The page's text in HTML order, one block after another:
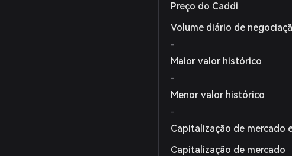
Preço do Caddi
Volume diário de
-
Maior valor histórico
-
Menor valor histórico
-
Capitalização de mercado
Capitalização de mercado